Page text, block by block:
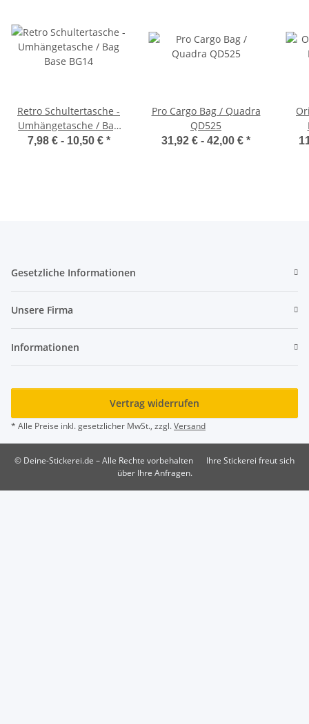
Retro Schultertasche -
Umhängetasche / Bag
Base BG14
7,98 € - 10,50 € *
Pro Cargo Bag / Quadra
QD525
31,92 € - 42,00 € *
Gesetzliche Informationen
Unsere Firma
Informationen
Vertrag widerrufen
* Alle Preise inkl. gesetzlicher MwSt., zzgl.Versand
© Deine-Stickerei.de – Alle Rechte vorbehalten
Ihre Stickerei freut sich
über Ihre Anfragen.